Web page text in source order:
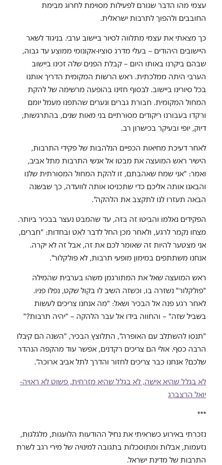
עצמי מהו הדבר שגורם לפעילות מסוימת לחרוג מבימת
החובבים ולהפוך לתרבות ישראלית.
כך מצאתי את עצמי מתלווה לסיור ביישוב ערבי. בניגוד לשאר
היישובים היהודים – בעלי מדרג סוציו-אקונומי ממוצע עד גבוה,
שבהם ביקרנו באותו היום – קבלת הפנים שלה זכינו ביישוב
הערבי היתה ממלכתית. ראש הרשות המקומית הדריך אותנו
בכל סיורינו ביישוב. לבסוף חזינו בהופעה מרשימה של להקת
המחול המקומית. חבורת גברים ונערים שהתפנו מעמל יומם
ורקדו בעבורנו ריקודים מסורתיים בני מאות שנים, בהתרגשות,
דיוק, יופי ובעיקר בכישרון רב.
לאחר דעיכת מחיאות הכפיים הנלהבות של פקידי התרבות,
הישיר ראש המועצה את מבטו אל אנשי התרבות מתל אביב,
ואמר: "אני שמח שאהבתם, זו להקת המחול המסורתית שלנו
והבאנו אותה אליכם כדי שתכניסו אותה לוועדה, כך שבשנה
הבאה תעזרו לנו לתקצב את הלהקה".
הפקידים נאלמו והביטו זה בזה, עד שהמבט נעצר בבכיר ביותר.
מצחו נקמר לרגע, ולאחר מכן החל לדבר לאט ובחדות: "חברים,
אני מצטער להיות זה שאומר לכם את זה, אבל זה לא יקרה.
אנחנו משתתפים במימון מופעי תרבות, לא פולקלור".
ראש המועצה שאל את המתורגמן משהו בערבית שהמילה
"פולקלור" נשזרה בו, וכשזה השיב לו בקול שקט, נפלו פניו.
לאחר רגע פנה אל הבכיר ושאל: "מה אנחנו צריכים לעשות
בשביל שזה" – והחווה בידו אל עבר הלהקה – "יהיה תרבות?"
"תנסו להשתלב עם האופרה", התלוצץ הבכיר, "השנה הם קיבלו
הרבה כסף. אולי הם צריכים רקדנים, אפשר עוד מהקפה הנהדר
שלכם? אנחנו כבר צריכים לחזור והדרך לתל אביב ארוכה".
לא בגלל שהיא אישה, לא בגלל שהיא מזרחית, פשוט לא ראויה-
יואל הרצברג
***
נזכרתי באירוע כשראיתי את נחיל ההודעות הלועגות, מלגלגות,
נזעמות, אבלות ומתוסכלות בתגובה למינויה של מירי רגב לשרת
התרבות של מדינת ישראל.